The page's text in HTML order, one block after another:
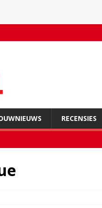
RECENSIES